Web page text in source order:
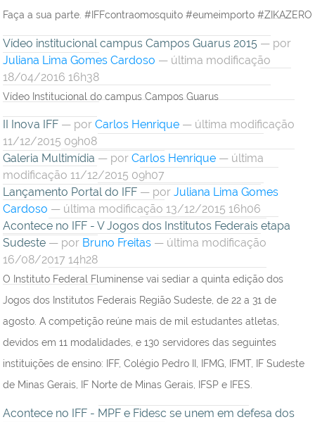
Faça a sua parte. #IFFcontraomosquito #eumeimporto #ZIKAZERO
Vídeo institucional campus Campos Guarus 2015 — por
Juliana Lima Gomes Cardoso — última modificação
18/04/2016 16h38
Vídeo Institucional do campus Campos Guarus
II Inova IFF — por Carlos Henrique — última modificação
11/12/2015 09h08
Galeria Multimídia — por Carlos Henrique — última
modificação 11/12/2015 09h07
Lançamento Portal do IFF — por Juliana Lima Gomes
Cardoso — última modificação 13/12/2015 16h06
Acontece no IFF - V Jogos dos Institutos Federais etapa
Sudeste — por Bruno Freitas — última modificação
16/08/2017 14h28
O Instituto Federal Fluminense vai sediar a quinta edição dos
Jogos dos Institutos Federais Região Sudeste, de 22 a 31 de
agosto. A competição reúne mais de mil estudantes atletas,
devidos em 11 modalidades, e 130 servidores das seguintes
instituições de ensino: IFF, Colégio Pedro II, IFMG, IFMT, IF Sudeste
de Minas Gerais, IF Norte de Minas Gerais, IFSP e IFES.
Acontece no IFF - MPF e Fidesc se unem em defesa dos